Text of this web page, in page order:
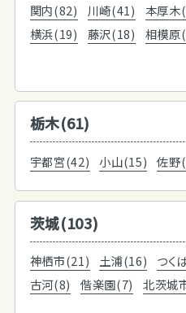
関内(82) 川崎(41) 本厚木
横浜(19)
藤沢(18)
相模原
栃木(61)
宇都宮(42) 小山(15) 佐野
茨城(103)
神栖市(21) 土浦(16) つく
古河(8)
偕楽園(7)
北茨城